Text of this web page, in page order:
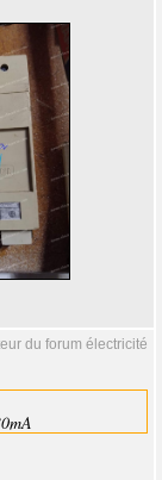
du forum électricité